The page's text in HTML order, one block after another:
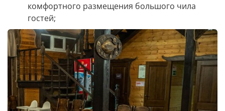
комфортного размещения большого чила
гостей;